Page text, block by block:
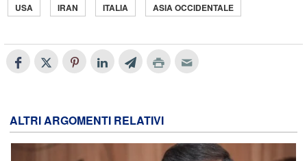
USA IRAN ITALIA ASIA OCCIDENTALE
ALTRI ARGOMENTI RELATIVI